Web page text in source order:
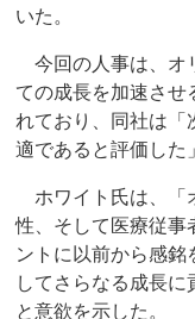
いた。
今回の人事は、オ
ての成長を加速させ
れており、同社は「
適であると評価した
ホワイト氏は、「
性、そして医療従事
ントに以前から感銘
してさらなる成長に
と意欲を示した。